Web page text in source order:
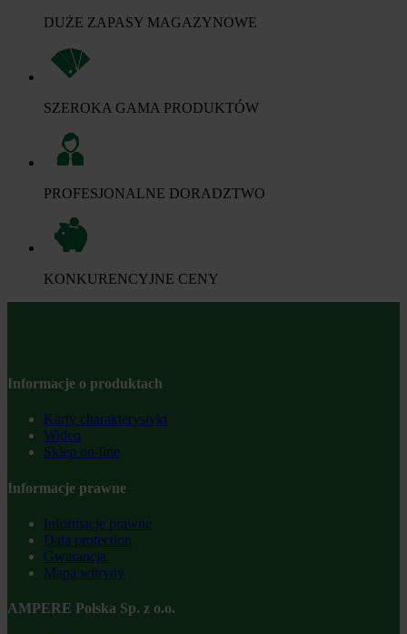
DUŻE ZAPASY MAGAZYNOWE
SZEROKA GAMA PRODUKTÓW
PROFESJONALNE DORADZTWO
KONKURENCYJNE CENY
Informacje o produktach
Karty charakterystyki
Wideo
Sklep on-line
Informacje prawne
Informacje prawne
Data protection
Gwarancja
Mapa witryny
AMPERE Polska Sp. z o.o.